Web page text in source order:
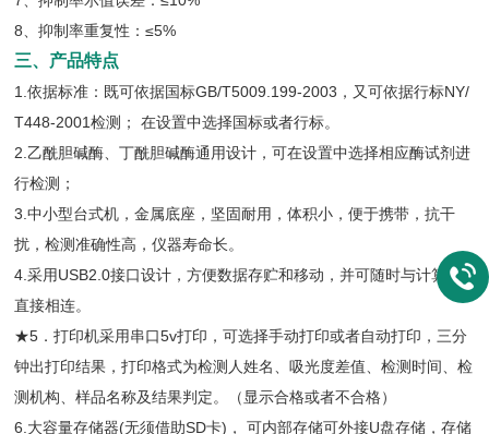
8、抑制率重复性：≤5%
三、产品特点
1.依据标准：既可依据国标GB/T5009.199-2003，又可依据行标NY/
T448-2001检测； 在设置中选择国标或者行标。
2.乙酰胆碱酶、丁酰胆碱酶通用设计，可在设置中选择相应酶试剂进
行检测；
3.中小型台式机，金属底座，坚固耐用，体积小，便于携带，抗干
扰，检测准确性高，仪器寿命长。
4.采用USB2.0接口设计，方便数据存贮和移动，并可随时与计算机
直接相连。
★5．打印机采用串口5v打印，可选择手动打印或者自动打印，三分
钟出打印结果，打印格式为检测人姓名、吸光度差值、检测时间、检
测机构、样品名称及结果判定。（显示合格或者不合格）
6.大容量存储器(无须借助SD卡)， 可内部存储可外接U盘存储，存储